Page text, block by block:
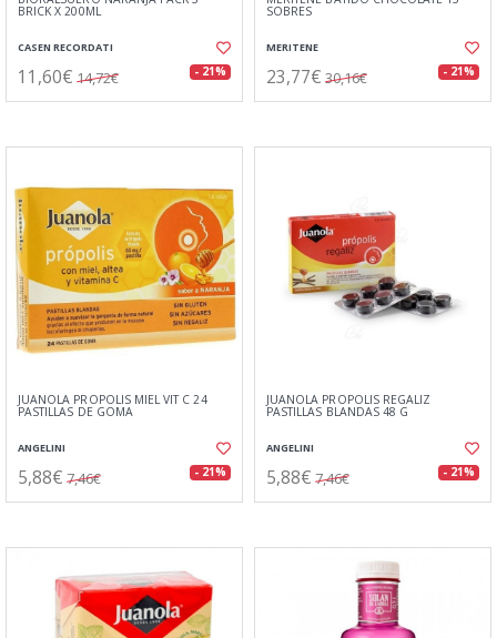
BRICK X 200ML
CASEN RECORDATI
11,60€ 14,72€ - 21%
SOBRES
MERITENE
23,77€ 30,16€ - 21%
JUANOLA PROPOLIS MIEL VIT C 24
PASTILLAS DE GOMA
ANGELINI
5,88€ 7,46€ - 21%
JUANOLA PROPOLIS REGALIZ
PASTILLAS BLANDAS 48 G
ANGELINI
5,88€ 7,46€ - 21%